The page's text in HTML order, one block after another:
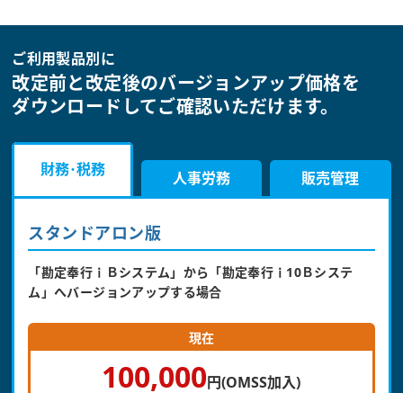
バージョンアップ申込みはこちら
ご利用製品別に
改定前と改定後のバージョンアップ価格を
ダウンロードしてご確認いただけます。
財務･税務
人事労務 販売管理
スタンドアロン版
「勘定奉行ｉＢシステム」から「勘定奉行ｉ10Ｂシステ
ム」へバージョンアップする場合
現在
100,000円(OMSS加入)